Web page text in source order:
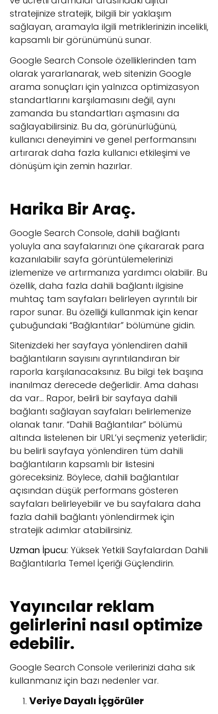
stratejinize stratejik, bilgili bir yaklaşım
sağlayan, aramayla ilgili metriklerinizin incelikli,
kapsamlı bir görünümünü sunar.
Google Search Console özelliklerinden tam
olarak yararlanarak, web sitenizin Google
arama sonuçları için yalnızca optimizasyon
standartlarını karşılamasını değil, aynı
zamanda bu standartları aşmasını da
sağlayabilirsiniz. Bu da, görünürlüğünü,
kullanıcı deneyimini ve genel performansını
artırarak daha fazla kullanıcı etkileşimi ve
dönüşüm için zemin hazırlar.
Harika Bir Araç.
Google Search Console, dahili bağlantı
yoluyla ana sayfalarınızı öne çıkararak para
kazanılabilir sayfa görüntülemelerinizi
izlemenize ve artırmanıza yardımcı olabilir. Bu
özellik, daha fazla dahili bağlantı ilgisine
muhtaç tam sayfaları belirleyen ayrıntılı bir
rapor sunar. Bu özelliği kullanmak için kenar
çubuğundaki “Bağlantılar” bölümüne gidin.
Sitenizdeki her sayfaya yönlendiren dahili
bağlantıların sayısını ayrıntılandıran bir
raporla karşılanacaksınız. Bu bilgi tek başına
inanılmaz derecede değerlidir. Ama dahası
da var… Rapor, belirli bir sayfaya dahili
bağlantı sağlayan sayfaları belirlemenize
olanak tanır. “Dahili Bağlantılar” bölümü
altında listelenen bir URL’yi seçmeniz yeterlidir;
bu belirli sayfaya yönlendiren tüm dahili
bağlantıların kapsamlı bir listesini
göreceksiniz. Böylece, dahili bağlantılar
açısından düşük performans gösteren
sayfaları belirleyebilir ve bu sayfalara daha
fazla dahili bağlantı yönlendirmek için
stratejik adımlar atabilirsiniz.
Uzman İpucu: Yüksek Yetkili Sayfalardan Dahili
Bağlantılarla Temel İçeriği Güçlendirin.
Yayıncılar reklam
gelirlerini nasıl optimize
edebilir.
Google Search Console verilerinizi daha sık
kullanmanız için bazı nedenler var.
Veriye Dayalı İçgörüler